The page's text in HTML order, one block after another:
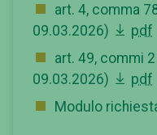
art. 4, comma
09.03.2026)
pdf
art. 49, commi 2
09.03.2026)
pdf
Modulo